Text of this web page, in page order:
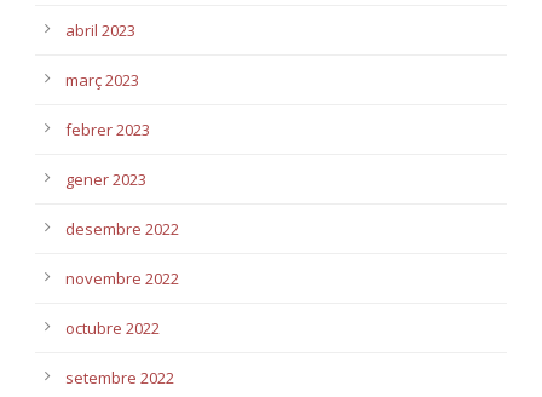
abril 2023
març 2023
febrer 2023
gener 2023
desembre 2022
novembre 2022
octubre 2022
setembre 2022